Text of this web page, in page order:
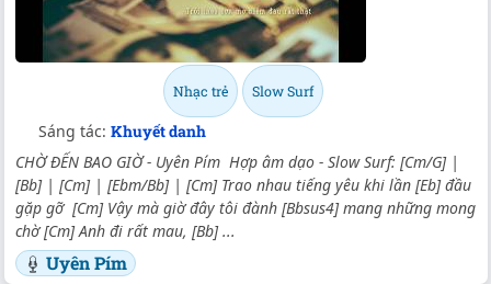
Nhạc trẻ Slow Surf
Sáng tác: Khuyết danh
CHỜ ĐẾN BAO GIỜ - Uyên Pím Hợp âm dạo - Slow Surf: [Cm/G] |
[Bb] | [Cm] | [Ebm/Bb] | [Cm] Trao nhau tiếng yêu khi lần [Eb] đầu
gặp gỡ [Cm] Vậy mà giờ đây tôi đành [Bbsus4] mang những mong
chờ [Cm] Anh đi rất mau, [Bb] ...
Uyên Pím